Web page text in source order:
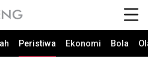
Peristiwa Ekonomi Bola